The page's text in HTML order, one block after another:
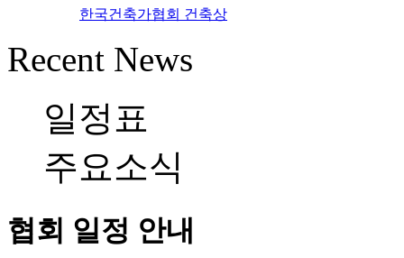
한국건축가협회 건축상
Recent News
일정표
주요소식
협회 일정 안내